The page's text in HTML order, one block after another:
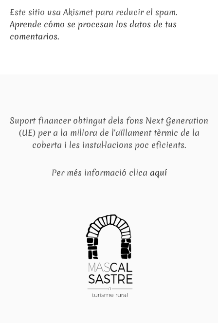
Este sitio usa Akismet para reducir el spam.
Aprende cómo se procesan los datos de tus
comentarios.
Suport financer obtingut dels fons Next Generation
(UE) per a la millora de l'aïllament tèrmic de la
coberta i les instal·lacions poc eficients.
Per més informació clica aquí